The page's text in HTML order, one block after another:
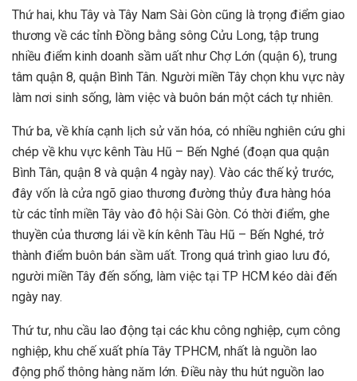
Thứ hai, khu Tây và Tây Nam Sài Gòn cũng là trọng điểm giao
thương về các tỉnh Đồng bằng sông Cửu Long, tập trung
nhiều điểm kinh doanh sầm uất như Chợ Lớn (quận 6), trung
tâm quận 8, quận Bình Tân. Người miền Tây chọn khu vực này
làm nơi sinh sống, làm việc và buôn bán một cách tự nhiên.
Thứ ba, về khía cạnh lịch sử văn hóa, có nhiều nghiên cứu ghi
chép về khu vực kênh Tàu Hũ – Bến Nghé (đoạn qua quận
Bình Tân, quận 8 và quận 4 ngày nay). Vào các thế kỷ trước,
đây vốn là cửa ngõ giao thương đường thủy đưa hàng hóa
từ các tỉnh miền Tây vào đô hội Sài Gòn. Có thời điểm, ghe
thuyền của thương lái về kín kênh Tàu Hũ – Bến Nghé, trở
thành điểm buôn bán sầm uất. Trong quá trình giao lưu đó,
người miền Tây đến sống, làm việc tại TP HCM kéo dài đến
ngày nay.
Thứ tư, nhu cầu lao động tại các khu công nghiệp, cụm công
nghiệp, khu chế xuất phía Tây TPHCM, nhất là nguồn lao
động phổ thông hàng năm lớn. Điều này thu hút nguồn lao